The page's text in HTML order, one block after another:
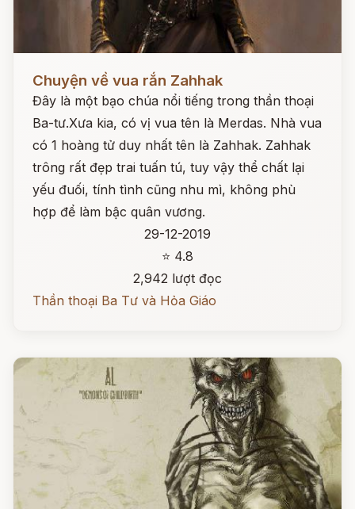
Chuyện về vua rắn Zahhak
Đây là một bạo chúa nổi tiếng trong thần thoại
Ba-tư.Xưa kia, có vị vua tên là Merdas. Nhà vua
có 1 hoàng tử duy nhất tên là Zahhak. Zahhak
trông rất đẹp trai tuấn tú, tuy vậy thể chất lại
yếu đuối, tính tình cũng nhu mì, không phù
hợp để làm bậc quân vương.
29-12-2019
⭐ 4.8
2,942 lượt đọc
Thần thoại Ba Tư và Hỏa Giáo